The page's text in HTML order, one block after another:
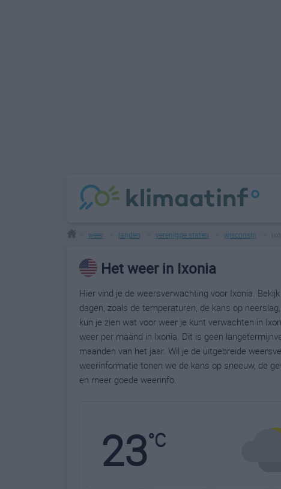
weer landen verenigde staten wisconsin
Het weer in Ixonia
Hier vind je de weersverwachting voor Ixonia.
dagen, zoals de temperaturen, de kans op
kun je zien wat voor weer je kunt verwachten in
weer per maand in Ixonia. Dit is geen
maanden van het jaar. Wil je de uitgebreide
weerinformatie tonen we de kans op sneeuw, de
en meer goede weerinfo.
23°C